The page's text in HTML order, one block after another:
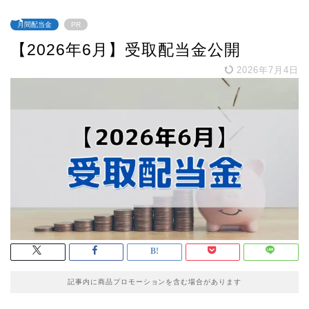
月間配当金 PR
【2026年6月】受取配当金公開
2026年7月4日
記事内に商品プロモーションを含む場合があります